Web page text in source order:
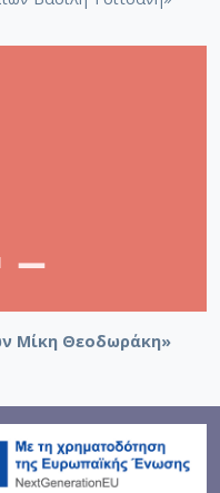
Μίκη Θεοδωράκη»